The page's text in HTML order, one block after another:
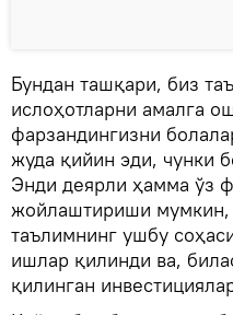
Бундан ташқари, биз
ислоҳотларни амалга
фарзандингизни
жуда қийин эди, чунки
Энди деярли ҳамма ўз
жойлаштириши мумкин,
таълимнинг ушбу
ишлар қилинди ва,
қилинган